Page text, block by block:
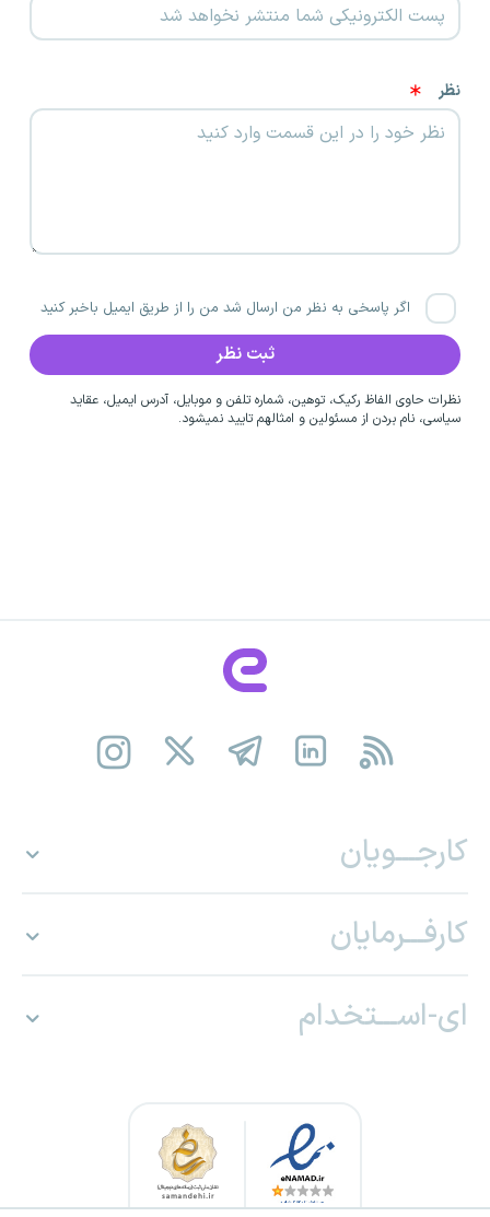
نظر
اگر پاسخی به نظر من ارسال شد من را از طریق ایمیل باخبر کنید
نظرات حاوی الفاظ رکیک، توهین، شماره تلفن و موبایل، آدرس ایمیل، عقاید
سیاسی، نام بردن از مسئولین و امثالهم تایید نمیشود.
کارجـــویان
کارفـــرمایان
ای-اســـتخدام